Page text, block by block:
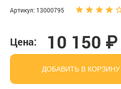
Артикул: 13000795
Цена: 10 150 ₽
ДОБАВИТЬ В КОРЗИНУ